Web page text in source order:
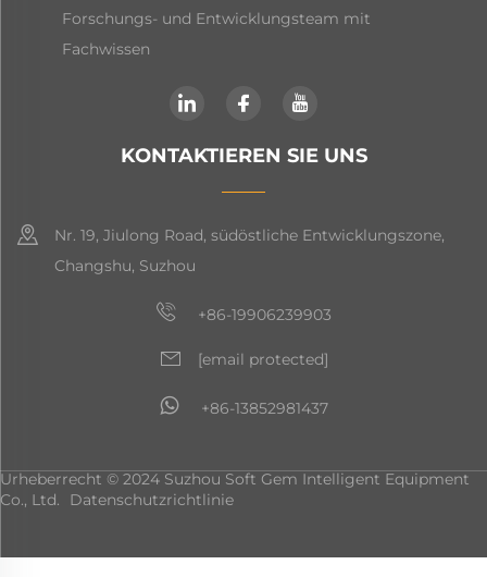
Forschungs- und Entwicklungsteam mit
Fachwissen
KONTAKTIEREN SIE UNS
Nr. 19, Jiulong Road, südöstliche Entwicklungszone,
Changshu, Suzhou
+86-19906239903
[email protected]
+86-13852981437
Urheberrecht © 2024 Suzhou Soft Gem Intelligent Equipment
Co., Ltd.
Datenschutzrichtlinie